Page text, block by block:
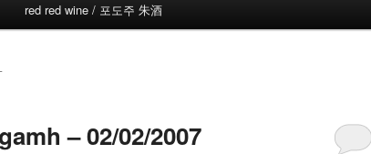
red red wine / 포도주 朱酒
– 02/02/2007